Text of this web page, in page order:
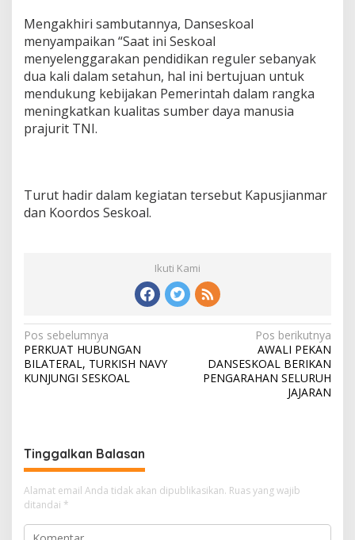
Mengakhiri sambutannya, Danseskoal
menyampaikan “Saat ini Seskoal
menyelenggarakan pendidikan reguler sebanyak
dua kali dalam setahun, hal ini bertujuan untuk
mendukung kebijakan Pemerintah dalam rangka
meningkatkan kualitas sumber daya manusia
prajurit TNI.
Turut hadir dalam kegiatan tersebut Kapusjianmar
dan Koordos Seskoal.
Ikuti Kami
N
a
v
a
s
i
p
Pos sebelumnya
PERKUAT HUBUNGAN
BILATERAL, TURKISH NAVY
KUNJUNGI SESKOAL
Pos berikutnya
AWALI PEKAN
DANSESKOAL BERIKAN
PENGARAHAN SELURUH
JAJARAN
Tinggalkan Balasan
Alamat email Anda tidak akan dipublikasikan. Ruas yang wajib
ditandai *